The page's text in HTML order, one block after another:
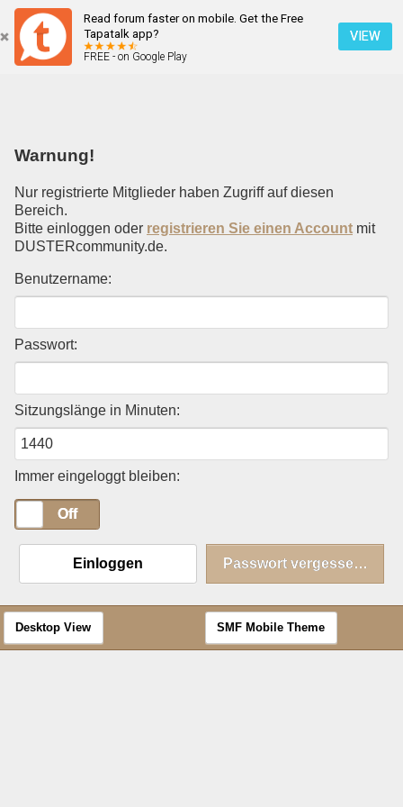
Read forum faster on mobile. Get the Free
Tapatalk app?
FREE - on Google Play
VIEW
Einloggen
Warnung!
Nur registrierte Mitglieder haben Zugriff auf diesen
Bereich.
Bitte einloggen oder registrieren Sie einen Account mit
DUSTERcommunity.de.
Benutzername:
Passwort:
Sitzungslänge in Minuten:
Immer eingeloggt bleiben:
Off
Einloggen Passwort vergessen?
Desktop View SMF Mobile Theme